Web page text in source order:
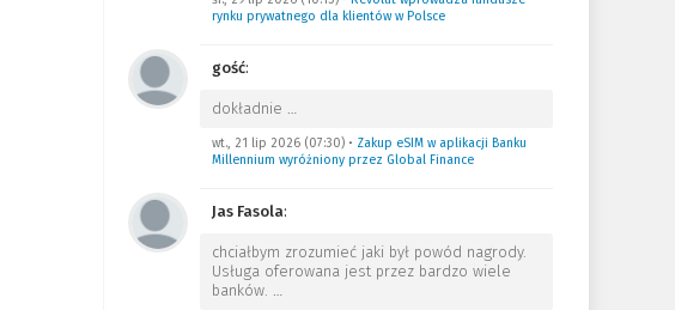
rynku prywatnego dla klientów w Polsce
gość:
dokładnie …
wt., 21 lip 2026 (07:30)• Zakup eSIM w aplikacji Banku
Millennium wyróżniony przez Global Finance
Jas Fasola:
chciałbym zrozumieć jaki był powód nagrody.
Usługa oferowana jest przez bardzo wiele
banków. …